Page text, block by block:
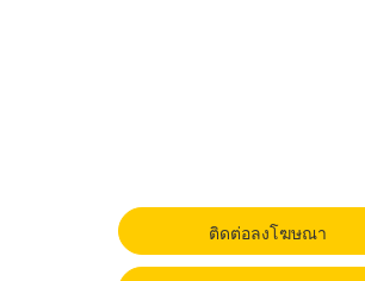
ติดต่อลงโฆษณา